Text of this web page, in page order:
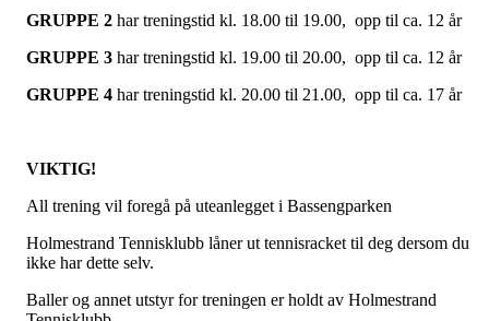
GRUPPE 2 har treningstid kl. 18.00 til 19.00, opp til ca. 12 år
GRUPPE 3 har treningstid kl. 19.00 til 20.00, opp til ca. 12 år
GRUPPE 4 har treningstid kl. 20.00 til 21.00, opp til ca. 17 år
VIKTIG!
All trening vil foregå på uteanlegget i Bassengparken
Holmestrand Tennisklubb låner ut tennisracket til deg dersom du
ikke har dette selv.
Baller og annet utstyr for treningen er holdt av Holmestrand